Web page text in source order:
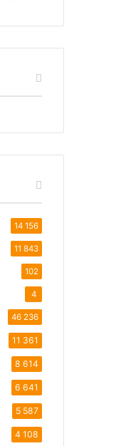
14 156
11 843
102
4
46 236
11 361
8 614
6 641
5 587
4 108